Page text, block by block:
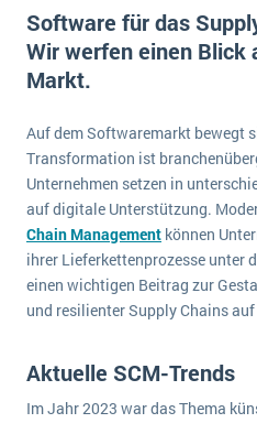
Suche
Vergleich
Einführung
Schulung
Auswertung
Service und Wartung
E-commerce
Einzelhandel
Finanzen
Handel
Handwerk
Health Care
IKT
Installation
Maschinenbau
Medien
5 Funktionen einer ERP-
Was ist Data Mining? - Ein
Mehr über ERP-Software
Offene Stellen bei ERP-
Über uns
Impressum
Kontakt
Software für das
Wir werfen einen Blick
Markt.
Auf dem Softwaremarkt bewegt
Transformation ist
Unternehmen setzen in
auf digitale Unterstützung.
Chain Management können
ihrer Lieferkettenprozesse unter
einen wichtigen Beitrag zur
und resilienter Supply Chains
Aktuelle SCM-Trends
Im Jahr 2023 war das Thema